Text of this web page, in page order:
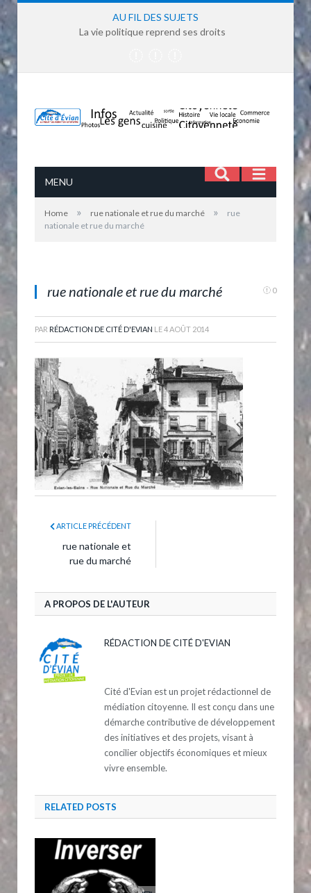
AU FIL DES SUJETS
La vie politique reprend ses droits
MENU
Home » rue nationale et rue du marché »
rue
nationale et rue du marché
rue nationale et rue du marché 0
PAR RÉDACTION DE CITÉ D'EVIAN LE4 AOÛT 2014
ARTICLE PRÉCÉDENT
rue nationale et
rue du marché
A PROPOS DE L'AUTEUR
RÉDACTION DE CITÉ D'EVIAN
Cité d'Evian est un projet rédactionnel de
médiation citoyenne. Il est conçu dans une
démarche contributive de développement
des initiatives et des projets, visant à
concilier objectifs économiques et mieux
vivre ensemble.
RELATED POSTS